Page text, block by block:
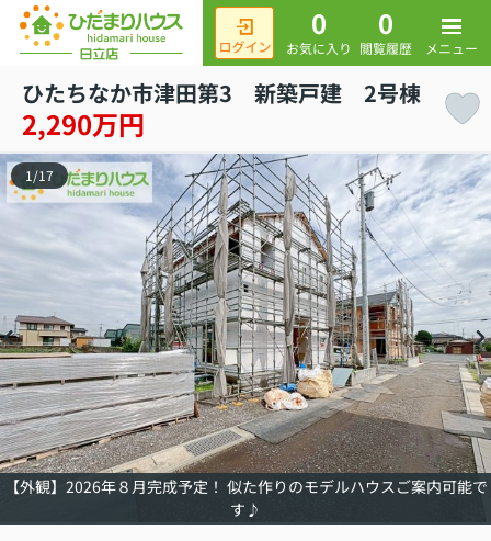
0
お気に入り
0
閲覧履歴 メニュー
ひたちなか市津田第3 新築戸建 2号棟
2,290万円
【外観】2026年８月完成予定！ 似た作りのモデルハウスご案内可能で
す♪
1 /17